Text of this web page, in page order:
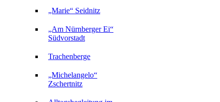
„Marie“ Seidnitz
„Am Nürnberger Ei“
Südvorstadt
Trachenberge
„Michelangelo“
Zschertnitz